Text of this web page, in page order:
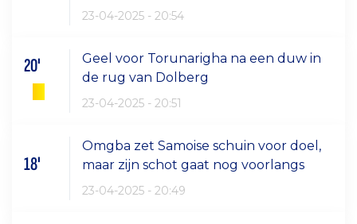
23-04-2025 - 20:54
20'
Geel voor Torunarigha na een duw in
de rug van Dolberg
23-04-2025 - 20:51
18'
Omgba zet Samoise schuin voor doel,
maar zijn schot gaat nog voorlangs
23-04-2025 - 20:49